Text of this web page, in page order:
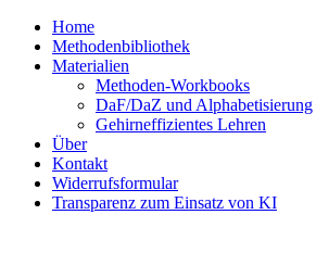
Home
Methodenbibliothek
Materialien
Methoden-Workbooks
DaF/DaZ und Alphabetisierung
Gehirneffizientes Lehren
Über
Kontakt
Widerrufsformular
Transparenz zum Einsatz von KI